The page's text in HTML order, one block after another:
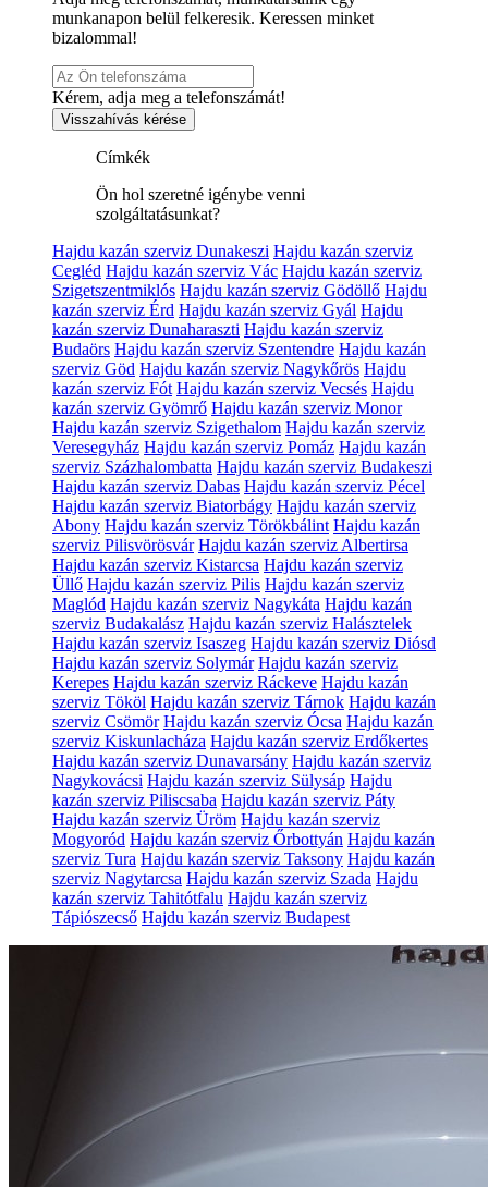
munkanapon belül felkeresik. Keressen minket
bizalommal!
Kérem, adja meg a telefonszámát!
Visszahívás kérése
Címkék
Ön hol szeretné igénybe venni
szolgáltatásunkat?
Hajdu kazán szerviz Dunakeszi Hajdu kazán szerviz
Cegléd Hajdu kazán szerviz Vác Hajdu kazán szerviz
Szigetszentmiklós Hajdu kazán szerviz Gödöllő Hajdu
kazán szerviz Érd Hajdu kazán szerviz Gyál Hajdu
kazán szerviz Dunaharaszti Hajdu kazán szerviz
Budaörs Hajdu kazán szerviz Szentendre Hajdu kazán
szerviz Göd Hajdu kazán szerviz Nagykőrös Hajdu
kazán szerviz Fót Hajdu kazán szerviz Vecsés Hajdu
kazán szerviz Gyömrő Hajdu kazán szerviz Monor
Hajdu kazán szerviz Szigethalom Hajdu kazán szerviz
Veresegyház Hajdu kazán szerviz Pomáz Hajdu kazán
szerviz Százhalombatta Hajdu kazán szerviz Budakeszi
Hajdu kazán szerviz Dabas Hajdu kazán szerviz Pécel
Hajdu kazán szerviz Biatorbágy Hajdu kazán szerviz
Abony Hajdu kazán szerviz Törökbálint Hajdu kazán
szerviz Pilisvörösvár Hajdu kazán szerviz Albertirsa
Hajdu kazán szerviz Kistarcsa Hajdu kazán szerviz
Üllő Hajdu kazán szerviz Pilis Hajdu kazán szerviz
Maglód Hajdu kazán szerviz Nagykáta Hajdu kazán
szerviz Budakalász Hajdu kazán szerviz Halásztelek
Hajdu kazán szerviz Isaszeg Hajdu kazán szerviz Diósd
Hajdu kazán szerviz Solymár Hajdu kazán szerviz
Kerepes Hajdu kazán szerviz Ráckeve Hajdu kazán
szerviz Tököl Hajdu kazán szerviz Tárnok Hajdu kazán
szerviz Csömör Hajdu kazán szerviz Ócsa Hajdu kazán
szerviz Kiskunlacháza Hajdu kazán szerviz Erdőkertes
Hajdu kazán szerviz Dunavarsány Hajdu kazán szerviz
Nagykovácsi Hajdu kazán szerviz Sülysáp Hajdu
kazán szerviz Piliscsaba Hajdu kazán szerviz Páty
Hajdu kazán szerviz Üröm Hajdu kazán szerviz
Mogyoród Hajdu kazán szerviz Őrbottyán Hajdu kazán
szerviz Tura Hajdu kazán szerviz Taksony Hajdu kazán
szerviz Nagytarcsa Hajdu kazán szerviz Szada Hajdu
kazán szerviz Tahitótfalu Hajdu kazán szerviz
Tápiószecső Hajdu kazán szerviz Budapest